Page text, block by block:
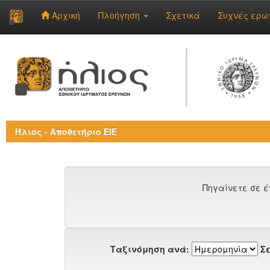
navigation
Αρχική Πλοήγηση Σχετικά Συχνές
Ήλιος - Αποθετήριο ΕΙΕ
Πηγαίνετε σε
Ταξινόμηση ανά: